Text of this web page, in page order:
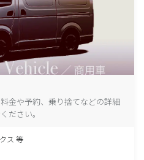
金や予約、乗り捨てなどの詳細
ださい。
ス 等